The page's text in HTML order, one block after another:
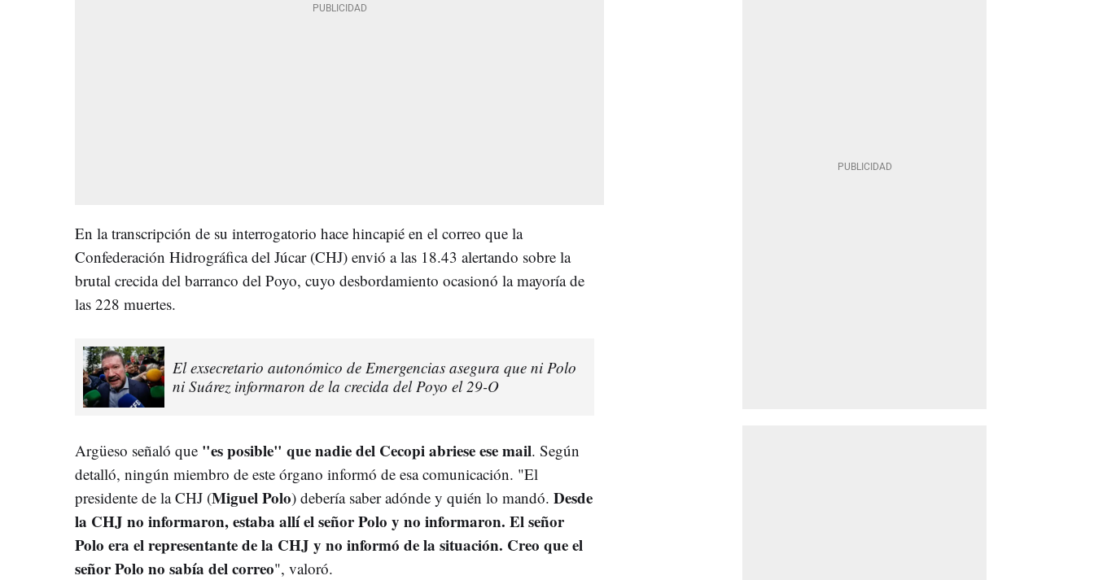
En la transcripción de su interrogatorio hace hincapié en el correo que la
Confederación Hidrográfica del Júcar (CHJ) envió a las 18.43 alertando sobre la
brutal crecida del barranco del Poyo, cuyo desbordamiento ocasionó la mayoría de
las 228 muertes.
El exsecretario autonómico de Emergencias asegura que ni Polo
ni Suárez informaron de la crecida del Poyo el 29-O
Argüeso señaló que "es posible" que nadie del Cecopi abriese ese mail. Según
detalló, ningún miembro de este órgano informó de esa comunicación. "El
presidente de la CHJ (Miguel Polo) debería saber adónde y quién lo mandó. Desde
la CHJ no informaron, estaba allí el señor Polo y no informaron. El señor
Polo era el representante de la CHJ y no informó de la situación. Creo que el
señor Polo no sabía del correo", valoró.